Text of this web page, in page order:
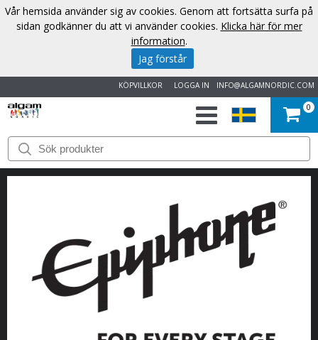
INFO@ALGAMNORDIC.COM
LOGGA IN
KÖPVILLKOR
START
VARUMÄRKEN
OM
OSS
KONTAKT
0
Vår hemsida använder sig av cookies. Genom att fortsätta surfa på
sidan godkänner du att vi använder cookies. Klicka här för mer
information.
Jag förstår